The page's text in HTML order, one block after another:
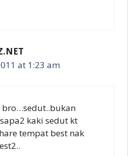
at 1:23 am
bro…sedut..bukan
kaki sedut kt
tempat best nak